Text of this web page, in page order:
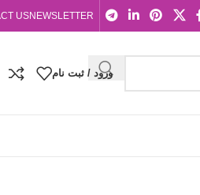
NEWSLETTER
US
ورود / ثبت نام